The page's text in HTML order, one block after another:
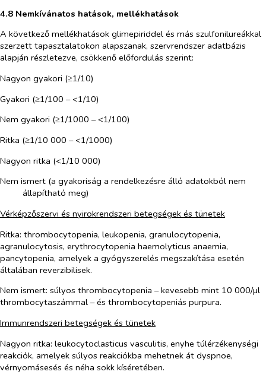
4.8 Nemkívánatos hatások, mellékhatások
A következő mellékhatások glimepiriddel és más szulfonilureákkal
szerzett tapasztalatokon alapszanak, szervrendszer adatbázis
alapján részletezve, csökkenő előfordulás szerint:
Nagyon gyakori (≥1/10)
Gyakori (≥1/100 –<1/10)
Nem gyakori (≥1/1000 –<1/100)
Ritka (≥1/10 000 –<1/1000)
Nagyon ritka (<1/10 000)
Nem ismert (a gyakoriság a rendelkezésre álló adatokból nem
állapítható meg)
Vérképzőszervi és nyirokrendszeri betegségek és tünetek
Ritka: thrombocytopenia, leukopenia, granulocytopenia,
agranulocytosis, erythrocytopenia haemolyticus anaemia,
pancytopenia, amelyek a gyógyszerelés megszakítása esetén
általában reverzibilisek.
Nem ismert: súlyos thrombocytopenia – kevesebb mint 10 000/µl
thrombocytaszámmal – és thrombocytopeniás purpura.
Immunrendszeri betegségek és tünetek
Nagyon ritka: leukocytoclasticus vasculitis, enyhe túlérzékenységi
reakciók, amelyek súlyos reakciókba mehetnek át dyspnoe,
vérnyomásesés és néha sokk kíséretében.